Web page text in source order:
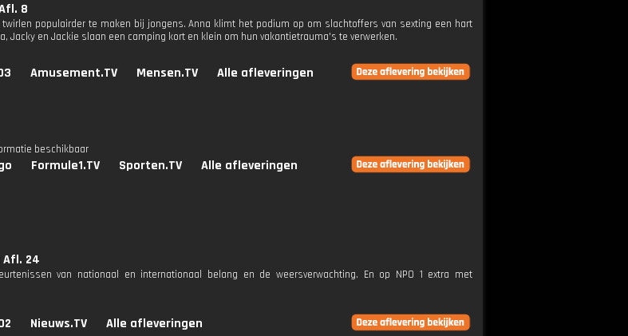
8
populairder te maken bij jongens. Anna klimt het podium op om slachtoffers van sexting een hart
Jacky en Jackie slaan een camping kort en klein om hun vakantietrauma's te verwerken.
Amusement.TV Mensen.TV Alle afleveringen
beschikbaar
Formule1.TV Sporten.TV Alle afleveringen
Afl. 24
van nationaal en internationaal belang en de weersverwachting. En op NPO 1 extra met
Nieuws.TV Alle afleveringen